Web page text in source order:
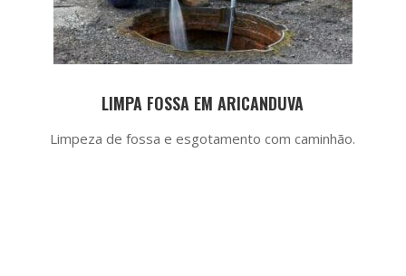
LIMPA FOSSA EM ARICANDUVA
Limpeza de fossa e esgotamento com caminhão.